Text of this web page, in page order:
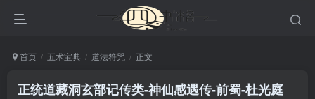
首页 五术宝典 道法符咒 正文
正统道藏洞玄部记传类-神仙感遇传-前蜀-杜光庭